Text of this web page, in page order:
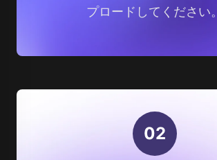
プロードしてください。
02